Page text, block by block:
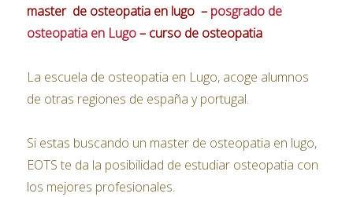
master de osteopatia en lugo – posgrado de
osteopatia en Lugo– curso de osteopatia
La escuela de osteopatia en Lugo, acoge alumnos
de otras regiones de españa y portugal.
Si estas buscando un master de osteopatia en lugo,
EOTS te da la posibilidad de estudiar osteopatia con
los mejores profesionales.